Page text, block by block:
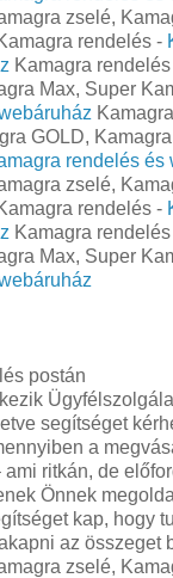
zselé,
rendelés -
Kamagra
Max, Super
GOLD,
rendelés és
zselé,
rendelés -
Kamagra
Max, Super
postán
segítséget
a
ritkán, de
Önnek
kap, hogy
az összeget
zselé,